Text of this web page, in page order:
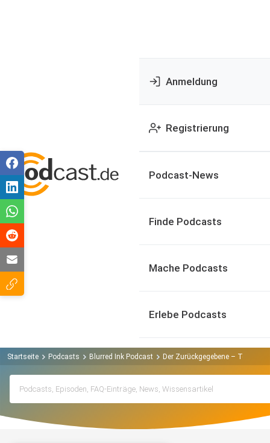
Anmeldung
Registrierung
Podcast-News
Finde Podcasts
Mache Podcasts
Erlebe Podcasts
Startseite Podcasts Blurred Ink Podcast Der Zurückgegebene – Teil XV: